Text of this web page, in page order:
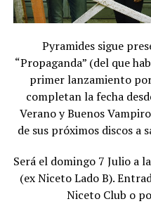
Pyramides sigue
“Propaganda” (del que
primer lanzamiento por
completan la fecha
Verano y Buenos
de sus próximos discos a
Será el domingo 7 Julio a
(ex Niceto Lado B).
Niceto Club o